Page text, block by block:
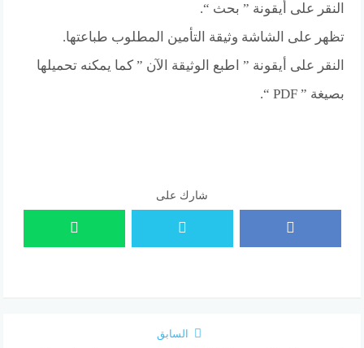
النقر على أيقونة ” بحث “.
تظهر على الشاشة وثيقة التأمين المطلوب طباعتها.
النقر على أيقونة ” اطبع الوثيقة الآن ” كما يمكنه تحميلها
بصيغة ” PDF “.
شارك على
السابق